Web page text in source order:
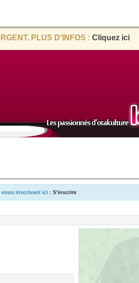
PLUS D'INFOS : Cliquez ici
vous inscrivant ici : S'inscrire